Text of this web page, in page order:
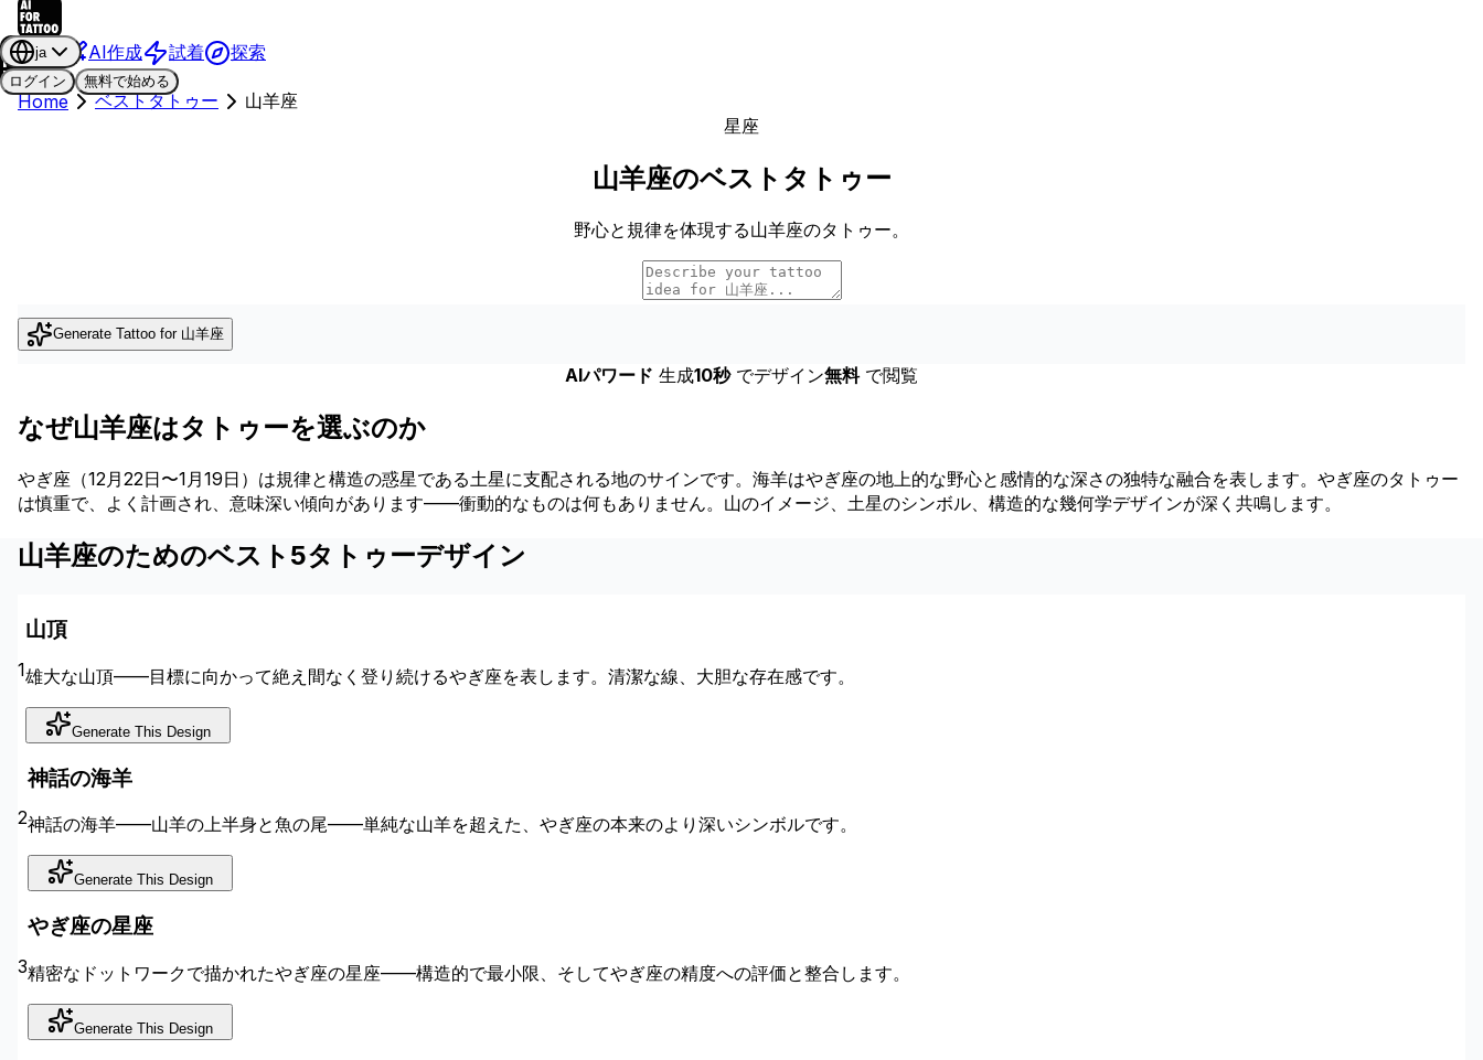
AI作成 試着 探索
ja
ログイン
無料で始める
Home ベストタトゥー
山羊座
星座
山羊座のベストタトゥー
野心と規律を体現する山羊座のタトゥー。
Generate Tattoo for 山羊座
AIパワード 生成10秒 でデザイン無料 で閲覧
なぜ山羊座はタトゥーを選ぶのか
やぎ座（12月22日〜1月19日）は規律と構造の惑星である土星に支配される地のサインです。海羊はやぎ座の地上的な野心と感情的な深さの独特な融合を表します。やぎ座のタトゥー
は慎重で、よく計画され、意味深い傾向があります——衝動的なものは何もありません。山のイメージ、土星のシンボル、構造的な幾何学デザインが深く共鳴します。
山羊座のためのベスト5タトゥーデザイン
1
山頂
雄大な山頂——目標に向かって絶え間なく登り続けるやぎ座を表します。清潔な線、大胆な存在感です。
Generate This Design
2
神話の海羊
神話の海羊——山羊の上半身と魚の尾——単純な山羊を超えた、やぎ座の本来のより深いシンボルです。
Generate This Design
3
やぎ座の星座
精密なドットワークで描かれたやぎ座の星座——構造的で最小限、そしてやぎ座の精度への評価と整合します。
Generate This Design